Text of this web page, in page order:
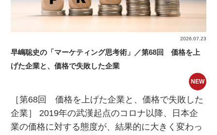
2026.07.23
早嶋聡史の「マーケティング思考術」／第68回 価格を上
げた企業と、価格で失敗した企業
NEW
［第68回 価格を上げた企業と、価格で失敗した
企業］ 2019年の武漢起点のコロナ以降、日本企
業の価格に対する態度が、結果的に大きく変わっ